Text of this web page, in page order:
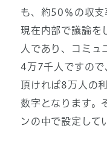
も、約50％の収支
現在内部で議論を
人であり、コミュ
4万7千人ですので
頂ければ8万人の
数字となります。
ンの中で設定して